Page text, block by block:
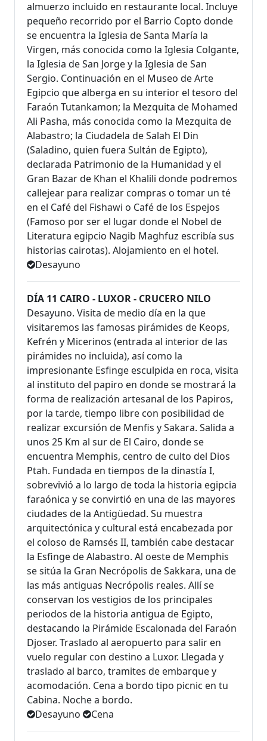
almuerzo incluido en restaurante local. Incluye
pequeño recorrido por el Barrio Copto donde
se encuentra la Iglesia de Santa María la
Virgen, más conocida como la Iglesia Colgante,
la Iglesia de San Jorge y la Iglesia de San
Sergio. Continuación en el Museo de Arte
Egipcio que alberga en su interior el tesoro del
Faraón Tutankamon; la Mezquita de Mohamed
Ali Pasha, más conocida como la Mezquita de
Alabastro; la Ciudadela de Salah El Din
(Saladino, quien fuera Sultán de Egipto),
declarada Patrimonio de la Humanidad y el
Gran Bazar de Khan el Khalili donde podremos
callejear para realizar compras o tomar un té
en el Café del Fishawi o Café de los Espejos
(Famoso por ser el lugar donde el Nobel de
Literatura egipcio Nagib Maghfuz escribía sus
historias cairotas). Alojamiento en el hotel.
Desayuno
DÍA 11 CAIRO - LUXOR - CRUCERO NILO
Desayuno. Visita de medio día en la que
visitaremos las famosas pirámides de Keops,
Kefrén y Micerinos (entrada al interior de las
pirámides no incluida), así como la
impresionante Esfinge esculpida en roca, visita
al instituto del papiro en donde se mostrará la
forma de realización artesanal de los Papiros,
por la tarde, tiempo libre con posibilidad de
realizar excursión de Menfis y Sakara. Salida a
unos 25 Km al sur de El Cairo, donde se
encuentra Memphis, centro de culto del Dios
Ptah. Fundada en tiempos de la dinastía I,
sobrevivió a lo largo de toda la historia egipcia
faraónica y se convirtió en una de las mayores
ciudades de la Antigüedad. Su muestra
arquitectónica y cultural está encabezada por
el coloso de Ramsés II, también cabe destacar
la Esfinge de Alabastro. Al oeste de Memphis
se sitúa la Gran Necrópolis de Sakkara, una de
las más antiguas Necrópolis reales. Allí se
conservan los vestigios de los principales
periodos de la historia antigua de Egipto,
destacando la Pirámide Escalonada del Faraón
Djoser. Traslado al aeropuerto para salir en
vuelo regular con destino a Luxor. Llegada y
traslado al barco, tramites de embarque y
acomodación. Cena a bordo tipo picnic en tu
Cabina. Noche a bordo.
Desayuno
Cena